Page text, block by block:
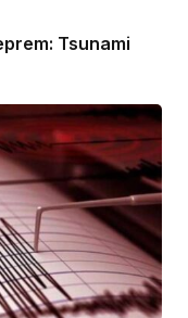
Tsunami